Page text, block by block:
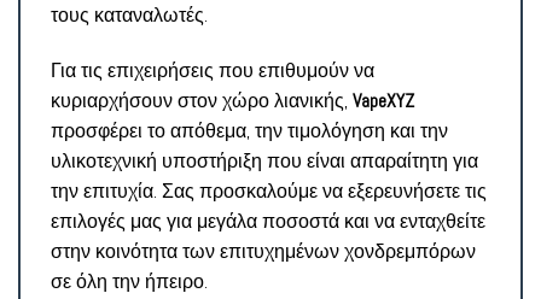
τους καταναλωτές.
Για τις επιχειρήσεις που επιθυμούν να
κυριαρχήσουν στον χώρο λιανικής, VapeXYZ
προσφέρει το απόθεμα, την τιμολόγηση και την
υλικοτεχνική υποστήριξη που είναι απαραίτητη για
την επιτυχία. Σας προσκαλούμε να εξερευνήσετε τις
επιλογές μας για μεγάλα ποσοστά και να ενταχθείτε
στην κοινότητα των επιτυχημένων χονδρεμπόρων
σε όλη την ήπειρο.